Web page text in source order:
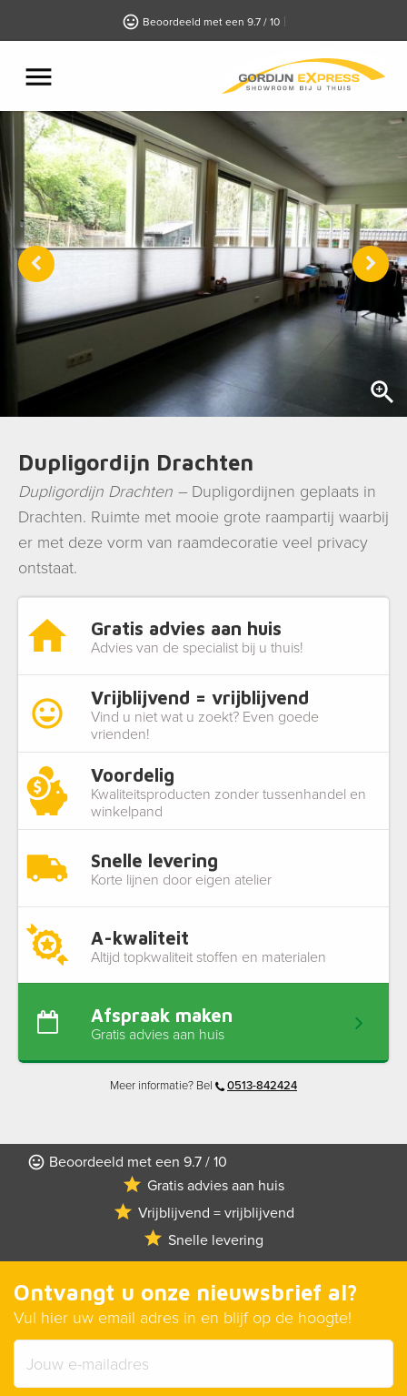
Beoordeeld met een 9.7 / 10
Dupligordijn Drachten
Dupligordijn Drachten – Dupligordijnen geplaats in
Drachten. Ruimte met mooie grote raampartij waarbij
er met deze vorm van raamdecoratie veel privacy
ontstaat.
Gratis advies aan huis
Advies van de specialist bij u thuis!
Vrijblijvend = vrijblijvend
Vind u niet wat u zoekt? Even goede
vrienden!
Voordelig
Kwaliteitsproducten zonder tussenhandel en
winkelpand
Snelle levering
Korte lijnen door eigen atelier
A-kwaliteit
Altijd topkwaliteit stoffen en materialen
Afspraak maken
Gratis advies aan huis
Meer informatie? Bel 0513-842424
Beoordeeld met een 9.7 / 10
Gratis advies aan huis
Vrijblijvend = vrijblijvend
Snelle levering
Ontvangt u onze nieuwsbrief al?
Vul hier uw email adres in en blijf op de hoogte!